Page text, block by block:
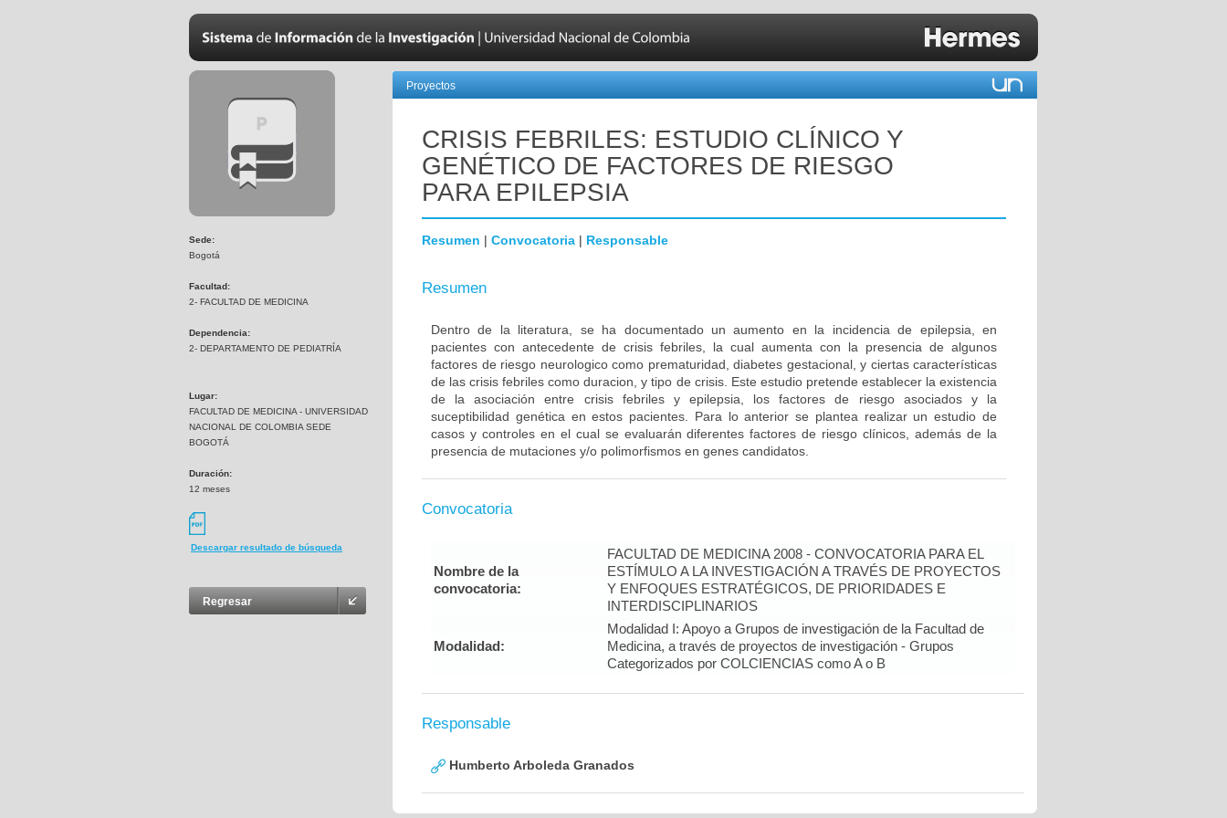
Sede:
Bogotá
Facultad:
2- FACULTAD DE MEDICINA
Dependencia:
2- DEPARTAMENTO DE PEDIATRÍA
Lugar:
FACULTAD DE MEDICINA - UNIVERSIDAD
NACIONAL DE COLOMBIA SEDE
BOGOTÁ
Duración:
12 meses
Descargar resultado de búsqueda
Regresar
Proyectos
CRISIS FEBRILES: ESTUDIO CLÍNICO Y
GENÉTICO DE FACTORES DE RIESGO
PARA EPILEPSIA
Resumen | Convocatoria | Responsable
Resumen
Dentro de la literatura, se ha documentado un aumento en la incidencia de epilepsia, en
pacientes con antecedente de crisis febriles, la cual aumenta con la presencia de algunos
factores de riesgo neurologico como prematuridad, diabetes gestacional, y ciertas características
de las crisis febriles como duracion, y tipo de crisis. Este estudio pretende establecer la existencia
de la asociación entre crisis febriles y epilepsia, los factores de riesgo asociados y la
suceptibilidad genética en estos pacientes. Para lo anterior se plantea realizar un estudio de
casos y controles en el cual se evaluarán diferentes factores de riesgo clínicos, además de la
presencia de mutaciones y/o polimorfismos en genes candidatos.
Convocatoria
Nombre de la
convocatoria:
FACULTAD DE MEDICINA 2008 - CONVOCATORIA PARA EL
ESTÍMULO A LA INVESTIGACIÓN A TRAVÉS DE PROYECTOS
Y ENFOQUES ESTRATÉGICOS, DE PRIORIDADES E
INTERDISCIPLINARIOS
Modalidad:
Modalidad I: Apoyo a Grupos de investigación de la Facultad de
Medicina, a través de proyectos de investigación - Grupos
Categorizados por COLCIENCIAS como A o B
Responsable
Humberto Arboleda Granados